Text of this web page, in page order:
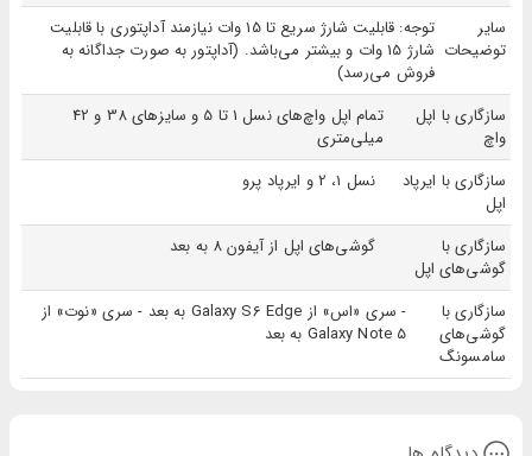
سایر
توضیحات
توجه: قابلیت شارژ سریع تا 15 وات نیازمند آداپتوری با قابلیت
شارژ 15 وات و بیشتر می‌باشد. (آداپتور به صورت جداگانه به
فروش می‌رسد)
سازگاری با اپل
واچ
تمام اپل واچ‌های نسل 1 تا 5 و سایزهای 38 و 42
میلی‌متری
سازگاری با ایرپاد
اپل
نسل 1، 2 و ایرپاد پرو
سازگاری با
گوشی‌های اپل
گوشی‌های اپل از آیفون 8 به بعد
سازگاری با
گوشی‌های
سامسونگ
- سری «اس» از Galaxy S6 Edge به بعد - سری «نوت» از
Galaxy Note 5 به بعد